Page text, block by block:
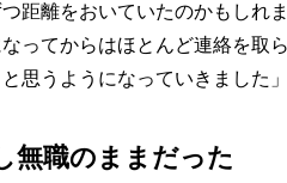
距離をおいていたのかもしれ
なってからはほとんど連絡を
思うようになっていきました」
無職のままだった